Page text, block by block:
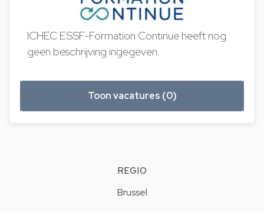
ICHEC ESSF-Formation Continue heeft nog
geen beschrijving ingegeven.
Toon vacatures (0)
REGIO
Brussel